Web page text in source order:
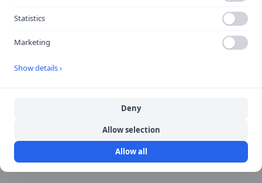
Senast uppdaterad:
Fler trafikskolor iHudiksvall
Statistics
Marketing
Show details ›
Deny
Allow selection
Allow all